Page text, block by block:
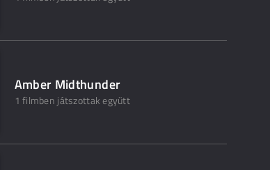
Amber Midthunder
1 filmben játszottak együtt